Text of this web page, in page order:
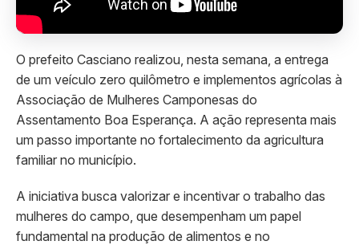
O prefeito Casciano realizou, nesta semana, a entrega
de um veículo zero quilômetro e implementos agrícolas à
Associação de Mulheres Camponesas do
Assentamento Boa Esperança. A ação representa mais
um passo importante no fortalecimento da agricultura
familiar no município.
A iniciativa busca valorizar e incentivar o trabalho das
mulheres do campo, que desempenham um papel
fundamental na produção de alimentos e no